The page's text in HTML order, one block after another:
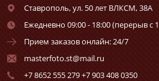
Ставрополь,ул. 50 лет ВЛКСМ, 38А
Ежедневно 09:00 - 18:00 (перерыв с
Прием заказов онлайн: 24/7
masterfoto.st@mail.ru
+7 8652 555 279 +7 903 408 0350